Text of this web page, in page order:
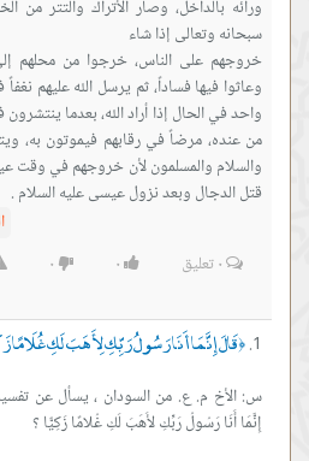
ورائه بالداخل، وصار الأتراك والتتر من
خروجهم على الناس، خرجوا من محلهم
وعاثوا فيها فساداً، ثم يرسل الله عليهم
واحد في الحال إذا أراد الله، بعدما
من عنده، مرضاً في رقابهم فيموتون به،
والسلام والمسلمون لأن خروجهم في وقت
قتل الدجال وبعد نزول عيسى عليه السلام .
٠تعليق ٠ ٠
﴿قَالَ إِنَّمَا أَنَا رَسُولُ رَبِّكِ لِأَهَبَ لَكِ غُلَامًا
س: الأخ م. ع. من السودان ، يسأل عن